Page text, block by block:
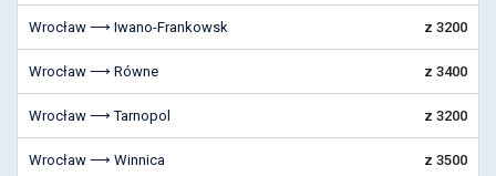
Wrocław ⟶ Iwano-Frankowsk z 3200
Wrocław ⟶ Równe z 3400
Wrocław ⟶ Tarnopol z 3200
Wrocław ⟶ Winnica z 3500